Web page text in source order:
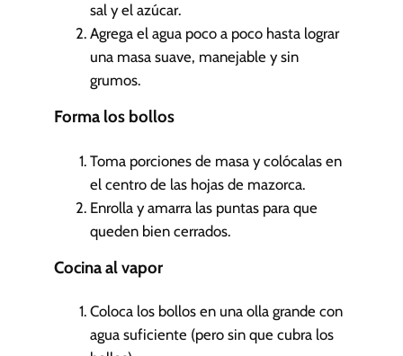
sal y el azúcar.
Agrega el agua poco a poco hasta lograr
una masa suave, manejable y sin
grumos.
Forma los bollos
Toma porciones de masa y colócalas en
el centro de las hojas de mazorca.
Enrolla y amarra las puntas para que
queden bien cerrados.
Cocina al vapor
Coloca los bollos en una olla grande con
agua suficiente (pero sin que cubra los